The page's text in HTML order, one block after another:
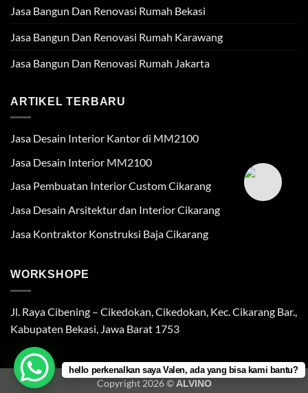
Jasa Bangun Dan Renovasi Rumah Bekasi
Jasa Bangun Dan Renovasi Rumah Karawang
Jasa Bangun Dan Renovasi Rumah Jakarta
ARTIKEL TERBARU
Jasa Desain Interior Kantor di MM2100
Jasa Desain Interior MM2100
Jasa Pembuatan Interior Custom Cikarang
Jasa Desain Arsitektur dan Interior Cikarang
Jasa Kontraktor Konstruksi Baja Cikarang
WORKSHOPE
Jl. Raya Cibening – Cikedokan, Cikedokan, Kec. Cikarang Bar.,
Kabupaten Bekasi, Jawa Barat 1753
Copyright 2026 ©ALVINO
hello perkenalkan saya Valen, ada yang bisa kami bantu?